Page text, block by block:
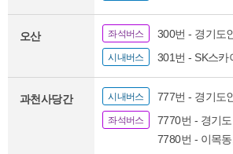
오산 좌석버스 300번 - 경기도
시내버스 301번 - SK스카
과천사당간 시내버스 777번 - 경기도
좌석버스
7770번 - 경기
7780번 - 이목